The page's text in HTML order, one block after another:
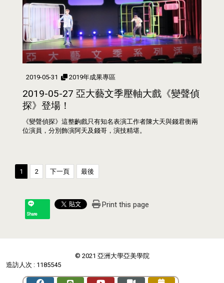
2019-05-31 2019年成果專區
2019-05-27 亞大藝文季壓軸大戲《變聲偵
探》登場！
《變聲偵探》這整齣戲只有知名表演工作者陳大天與錢君衡兩
位演員，分別飾演阿天及錢哥，演技精堪。
1 2 下一頁 最後
Share
Print this page
© 2021 亞洲大學亞美學院
造訪人次 : 1185545